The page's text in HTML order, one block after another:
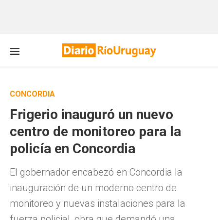
CONCORDIA
Frigerio inauguró un nuevo
centro de monitoreo para la
policía en Concordia
El gobernador encabezó en Concordia la
inauguración de un moderno centro de
monitoreo y nuevas instalaciones para la